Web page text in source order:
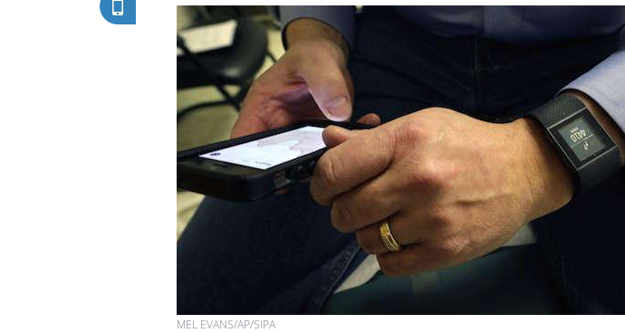
MEL EVANS/AP/SIPA